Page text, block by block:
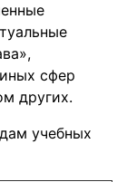
сфер
других.
учебных